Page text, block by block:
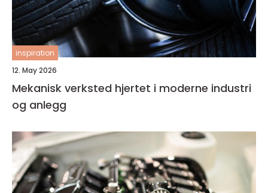
inspiration
12. May 2026
Mekanisk verksted hjertet i moderne industri
og anlegg